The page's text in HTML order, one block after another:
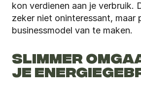
kon verdienen aan je verbruik.
zeker niet oninteressant, maar
businessmodel van te maken.
SLIMMER
JE